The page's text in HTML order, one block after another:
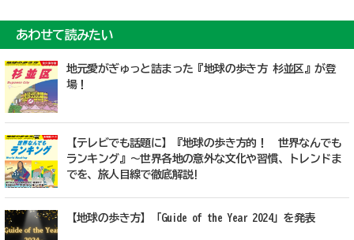
あわせて読みたい
地元愛がぎゅっと詰まった『地球の歩き方 杉並区』が登
場！
【テレビでも話題に】『地球の歩き方的！ 世界なんでも
ランキング』～世界各地の意外な文化や習慣、トレンドま
でを、旅人目線で徹底解説!
【地球の歩き方】「Guide of the Year 2024」を発表